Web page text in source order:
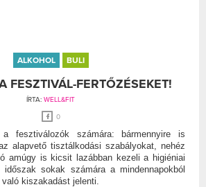
ALKOHOL BULI
FESZTIVÁL-FERTŐZÉSEKET!
ÍRTA: WELL&FIT
0
fesztiválozók számára: bármennyire is
alapvető tisztálkodási szabályokat, nehéz
amúgy is kicsit lazábban kezeli a higiéniai
sokak számára a mindennapokból
való kiszakadást jelenti.